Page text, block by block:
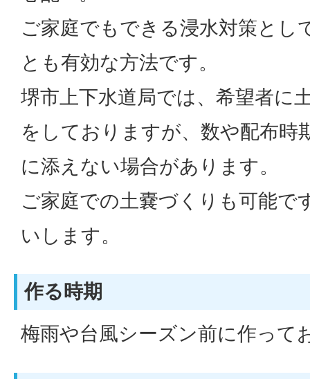
ご家庭でもできる浸水対策とし
とも有効な方法です。
堺市上下水道局では、希望者に
をしておりますが、数や配布時
に添えない場合があります。
ご家庭での土嚢づくりも可能で
いします。
作る時期
梅雨や台風シーズン前に作って